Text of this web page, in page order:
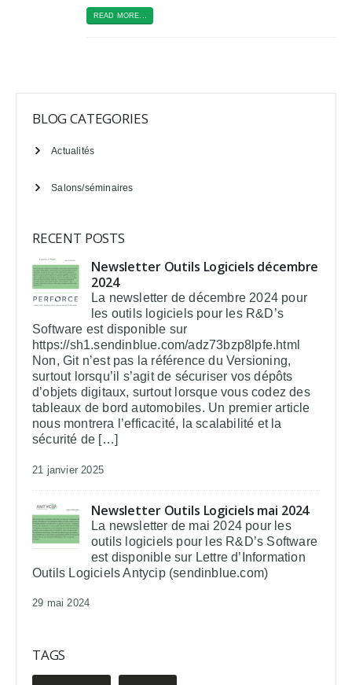
READ MORE...
BLOG CATEGORIES
Actualités
Salons/séminaires
RECENT POSTS
Newsletter Outils Logiciels décembre
2024
La newsletter de décembre 2024 pour
les outils logiciels pour les R&D’s
Software est disponible sur
https://sh1.sendinblue.com/adz73bzp8lpfe.html
Non, Git n’est pas la référence du Versioning,
surtout lorsqu’il s’agit de sécuriser vos dépôts
d’objets digitaux, surtout lorsque vous codez des
tableaux de bord automobiles. Un premier article
nous montrera l’efficacité, la scalabilité et la
sécurité de […]
21 janvier 2025
Newsletter Outils Logiciels mai 2024
La newsletter de mai 2024 pour les
outils logiciels pour les R&D’s Software
est disponible sur Lettre d’Information
Outils Logiciels Antycip (sendinblue.com)
29 mai 2024
TAGS